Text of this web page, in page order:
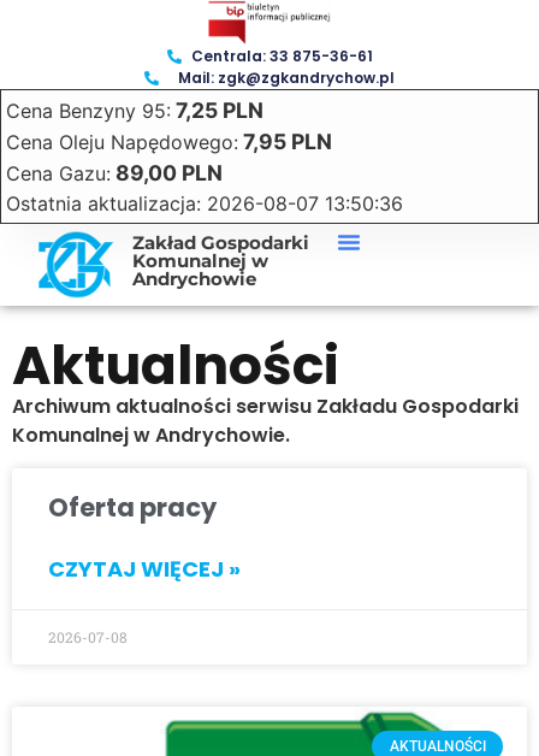
Centrala: 33 875-36-61
Mail: zgk@zgkandrychow.pl
Cena Benzyny 95: 7,25 PLN
Cena Oleju Napędowego: 7,95 PLN
Cena Gazu: 89,00 PLN
Ostatnia aktualizacja: 2026-08-07 13:50:36
Zakład Gospodarki
Komunalnej w
Andrychowie
Aktualności
Archiwum aktualności serwisu Zakładu Gospodarki
Komunalnej w Andrychowie.
Oferta pracy
CZYTAJ WIĘCEJ »
2026-07-08
AKTUALNOŚCI